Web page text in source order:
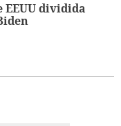
EEUU dividida